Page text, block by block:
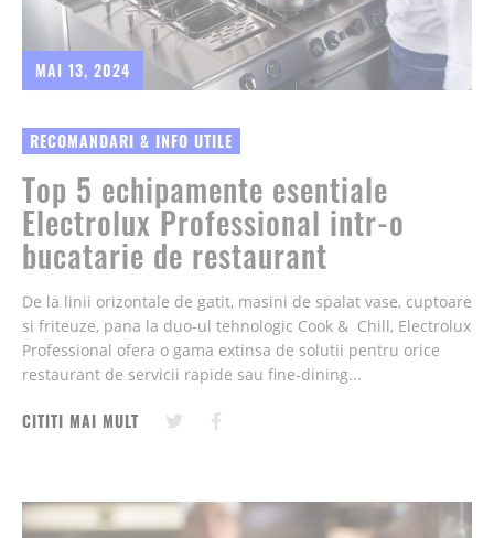
MAI 13, 2024
RECOMANDARI & INFO UTILE
Top 5 echipamente esentiale
Electrolux Professional intr-o
bucatarie de restaurant
De la linii orizontale de gatit, masini de spalat vase, cuptoare
si friteuze, pana la duo-ul tehnologic Cook & Chill, Electrolux
Professional ofera o gama extinsa de solutii pentru orice
restaurant de servicii rapide sau fine-dining...
CITITI MAI MULT